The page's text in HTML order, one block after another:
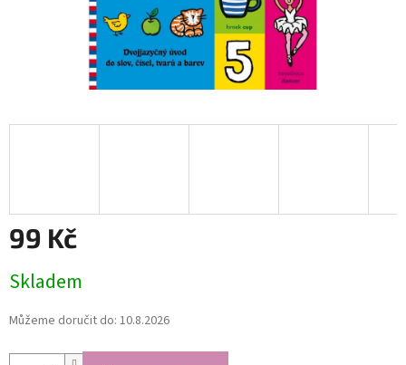
99 Kč
cena:
Skladem
Můžeme doručit do: 10.8.2026